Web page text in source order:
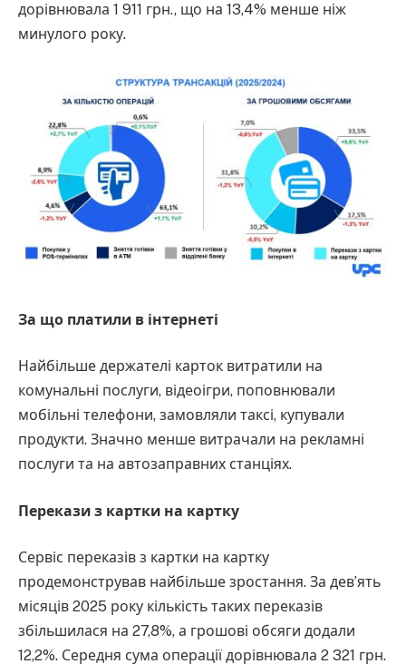
дорівнювала 1 911 грн., що на 13,4% менше ніж
минулого року.
За що платили в інтернеті
Найбільше держателі карток витратили на
комунальні послуги, відеоігри, поповнювали
мобільні телефони, замовляли таксі, купували
продукти. Значно менше витрачали на рекламні
послуги та на автозаправних станціях.
Перекази з картки на картку
Сервіс переказів з картки на картку
продемонстрував найбільше зростання. За дев’ять
місяців 2025 року кількість таких переказів
збільшилася на 27,8%, а грошові обсяги додали
12,2%. Середня сума операції дорівнювала 2 321 грн.